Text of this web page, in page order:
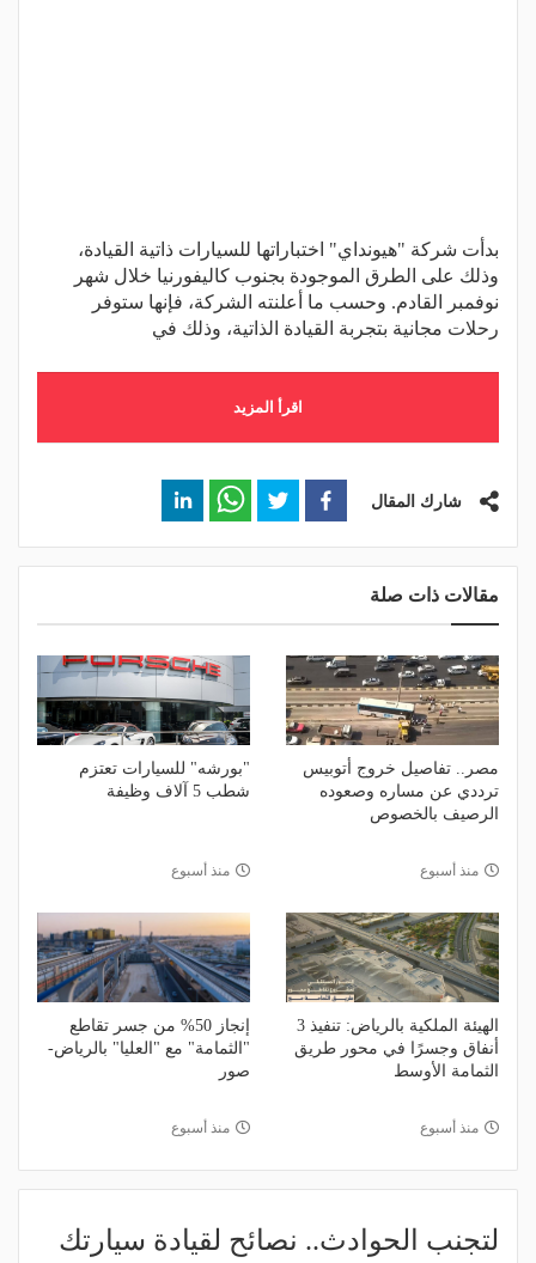
بدأت شركة "هيونداي" اختباراتها للسيارات ذاتية القيادة،
وذلك على الطرق الموجودة بجنوب كاليفورنيا خلال شهر
نوفمبر القادم. وحسب ما أعلنته الشركة، فإنها ستوفر
رحلات مجانية بتجربة القيادة الذاتية، وذلك في
اقرأ المزيد
شارك المقال
مقالات ذات صلة
مصر.. تفاصيل خروج أتوبيس
ترددي عن مساره وصعوده
الرصيف بالخصوص
منذ أسبوع
"بورشه" للسيارات تعتزم
شطب 5 آلاف وظيفة
منذ أسبوع
الهيئة الملكية بالرياض: تنفيذ 3
أنفاق وجسرًا في محور طريق
الثمامة الأوسط
منذ أسبوع
إنجاز 50% من جسر تقاطع
"الثمامة" مع "العليا" بالرياض-
صور
منذ أسبوع
لتجنب الحوادث.. نصائح لقيادة سيارتك